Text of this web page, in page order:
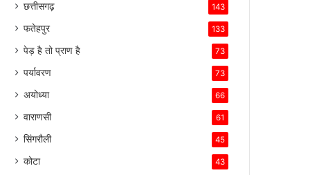
छत्तीसगढ़ 143
फतेहपुर 133
पेड़ है तो प्राण है 73
पर्यावरण 73
अयोध्या 66
वाराणसी 61
सिंगरौली 45
कोटा 43